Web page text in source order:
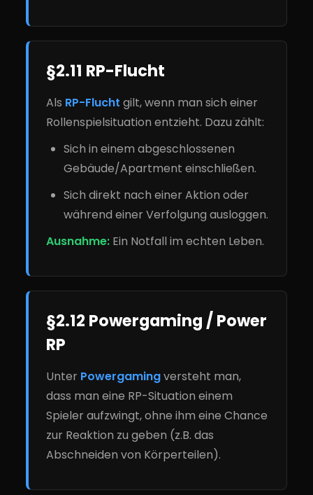
§2.11 RP-Flucht
Als RP-Flucht gilt, wenn man sich einer
Rollenspielsituation entzieht. Dazu zählt:
Sich in einem abgeschlossenen
Gebäude/Apartment einschließen.
Sich direkt nach einer Aktion oder
während einer Verfolgung ausloggen.
Ausnahme: Ein Notfall im echten Leben.
§2.12 Powergaming / Power
RP
Unter Powergamingversteht man,
dass man eine RP-Situation einem
Spieler aufzwingt, ohne ihm eine Chance
zur Reaktion zu geben (z.B. das
Abschneiden von Körperteilen).